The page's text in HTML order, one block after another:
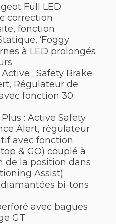
Full LED
correction
fonction
‘Foggy
à LED prolongés
: Safety Brake
Régulateur de
fonction 30
: Active Safety
Alert, régulateur
avec fonction
& GO) couplé à
de la position dans
Assist)
diamantées bi-tons
avec bagues
GT